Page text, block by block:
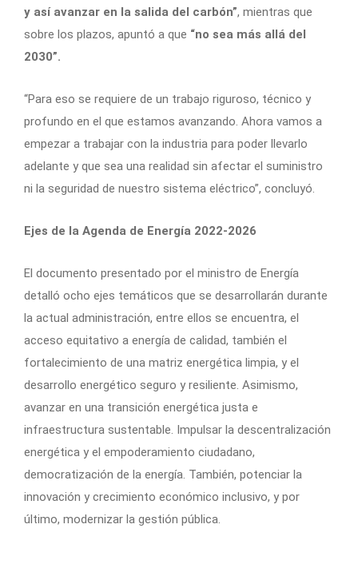
y así avanzar en la salida del carbón”, mientras que
sobre los plazos, apuntó a que “no sea más allá del
2030”.
“Para eso se requiere de un trabajo riguroso, técnico y
profundo en el que estamos avanzando. Ahora vamos a
empezar a trabajar con la industria para poder llevarlo
adelante y que sea una realidad sin afectar el suministro
ni la seguridad de nuestro sistema eléctrico”, concluyó.
Ejes de la Agenda de Energía 2022-2026
El documento presentado por el ministro de Energía
detalló ocho ejes temáticos que se desarrollarán durante
la actual administración, entre ellos se encuentra, el
acceso equitativo a energía de calidad, también el
fortalecimiento de una matriz energética limpia, y el
desarrollo energético seguro y resiliente. Asimismo,
avanzar en una transición energética justa e
infraestructura sustentable. Impulsar la descentralización
energética y el empoderamiento ciudadano,
democratización de la energía. También, potenciar la
innovación y crecimiento económico inclusivo, y por
último, modernizar la gestión pública.